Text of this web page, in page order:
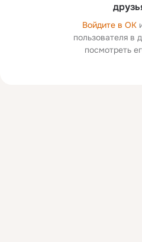
Войдите в ОК
пользователя в
посмотреть